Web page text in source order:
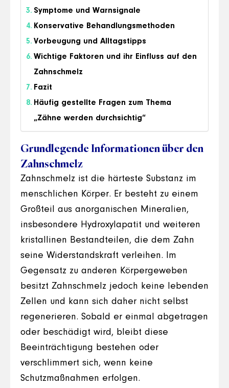
Symptome und Warnsignale
Konservative Behandlungsmethoden
Vorbeugung und Alltagstipps
Wichtige Faktoren und ihr Einfluss auf den
Zahnschmelz
Fazit
Häufig gestellte Fragen zum Thema
„Zähne werden durchsichtig“
Grundlegende Informationen über den
Zahnschmelz
Zahnschmelz ist die härteste Substanz im
menschlichen Körper. Er besteht zu einem
Großteil aus anorganischen Mineralien,
insbesondere Hydroxylapatit und weiteren
kristallinen Bestandteilen, die dem Zahn
seine Widerstandskraft verleihen. Im
Gegensatz zu anderen Körpergeweben
besitzt Zahnschmelz jedoch keine lebenden
Zellen und kann sich daher nicht selbst
regenerieren. Sobald er einmal abgetragen
oder beschädigt wird, bleibt diese
Beeinträchtigung bestehen oder
verschlimmert sich, wenn keine
Schutzmaßnahmen erfolgen.